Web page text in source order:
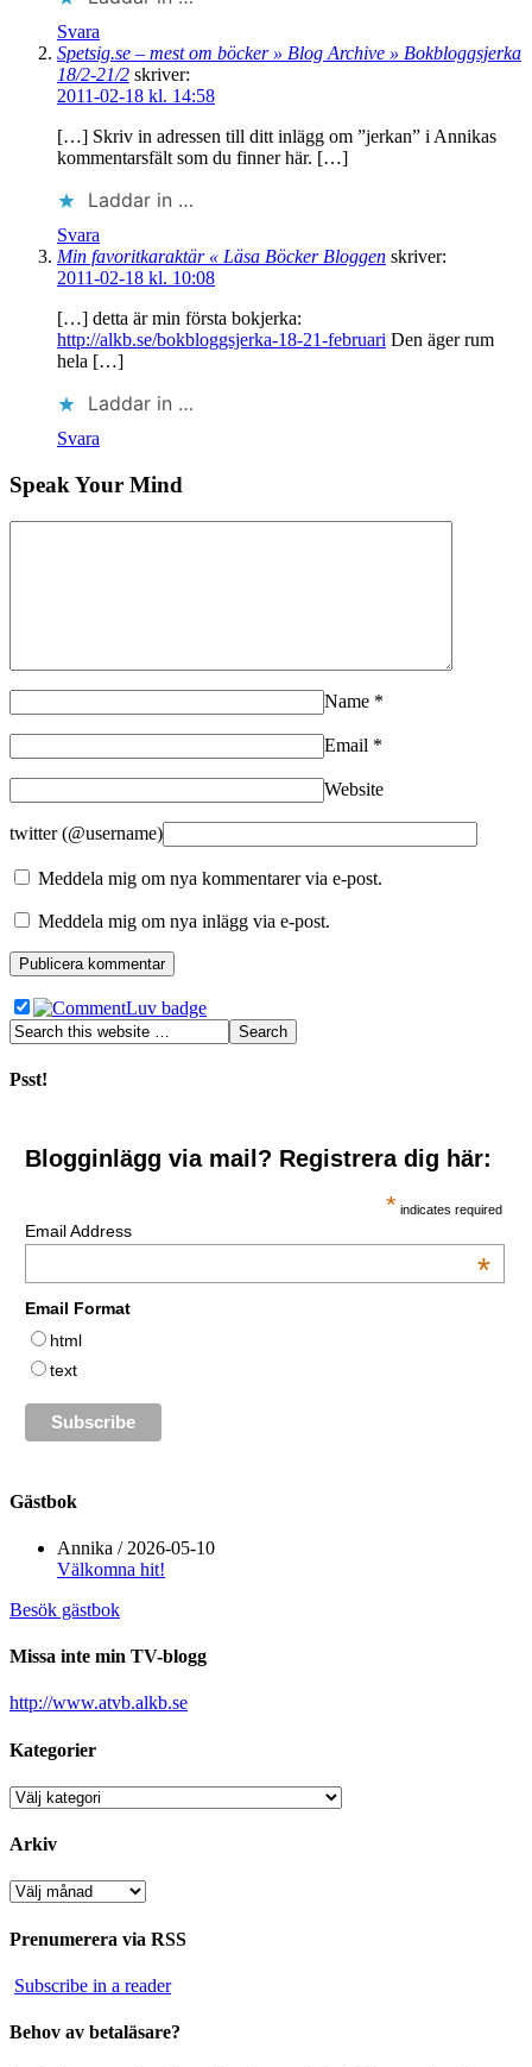
Svara
Spetsig.se – mest om böcker » Blog Archive » Bokbloggsjerka
18/2-21/2 skriver:
2011-02-18 kl. 14:58
[…] Skriv in adressen till ditt inlägg om ”jerkan” i Annikas
kommentarsfält som du finner här. […]
Laddar in …
Svara
Min favoritkaraktär « Läsa Böcker Bloggen skriver:
2011-02-18 kl. 10:08
[…] detta är min första bokjerka:
http://alkb.se/bokbloggsjerka-18-21-februari Den äger rum
hela […]
Laddar in …
Svara
Speak Your Mind
Name *
Email *
Website
twitter (@username)
Meddela mig om nya kommentarer via e-post.
Meddela mig om nya inlägg via e-post.
Psst!
Blogginlägg via mail? Registrera dig här:
* indicates required
Email Address
*
Email Format
html
text
Gästbok
Annika / 2026-05-10
Välkomna hit!
Besök gästbok
Missa inte min TV-blogg
http://www.atvb.alkb.se
Kategorier
Kategorier
Arkiv
Arkiv
Prenumerera via RSS
Subscribe in a reader
Behov av betaläsare?